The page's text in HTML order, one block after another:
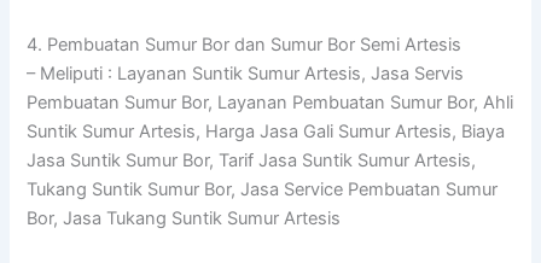
4. Pembuatan Sumur Bor dan Sumur Bor Semi Artesis
– Meliputi : Layanan Suntik Sumur Artesis, Jasa Servis
Pembuatan Sumur Bor, Layanan Pembuatan Sumur Bor, Ahli
Suntik Sumur Artesis, Harga Jasa Gali Sumur Artesis, Biaya
Jasa Suntik Sumur Bor, Tarif Jasa Suntik Sumur Artesis,
Tukang Suntik Sumur Bor, Jasa Service Pembuatan Sumur
Bor, Jasa Tukang Suntik Sumur Artesis